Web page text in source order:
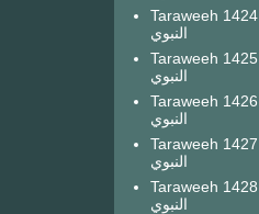
Taraweeh 1424 صلاة التراويح من المسجد
النبوي
Taraweeh 1425 صلاة التراويح من المسجد
النبوي
Taraweeh 1426 صلاة التراويح من المسجد
النبوي
Taraweeh 1427 صلاة التراويح من المسجد
النبوي
Taraweeh 1428 صلاة التراويح من المسجد
النبوي